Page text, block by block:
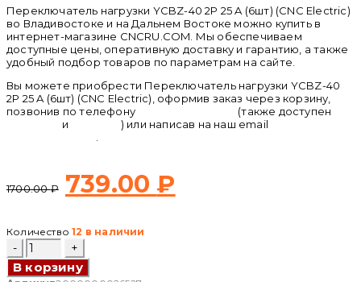
Переключатель нагрузки YCBZ-40 2P 25 A (6шт) (CNC Electric)
во Владивостоке и на Дальнем Востоке можно купить в
интернет-магазине CNCRU.COM. Мы обеспечиваем
доступные цены, оперативную доставку и гарантию, а также
удобный подбор товаров по параметрам на сайте.
Вы можете приобрести Переключатель нагрузки YCBZ-40
2P 25 A (6шт) (CNC Electric), оформив заказ через корзину,
позвонив по телефону
(также доступен
и
) или написав на наш email
1700.00₽ Первоначальная
составляла
739.00 ₽
Количество 12 в наличии
Количество
товара
Переключатель
В корзину